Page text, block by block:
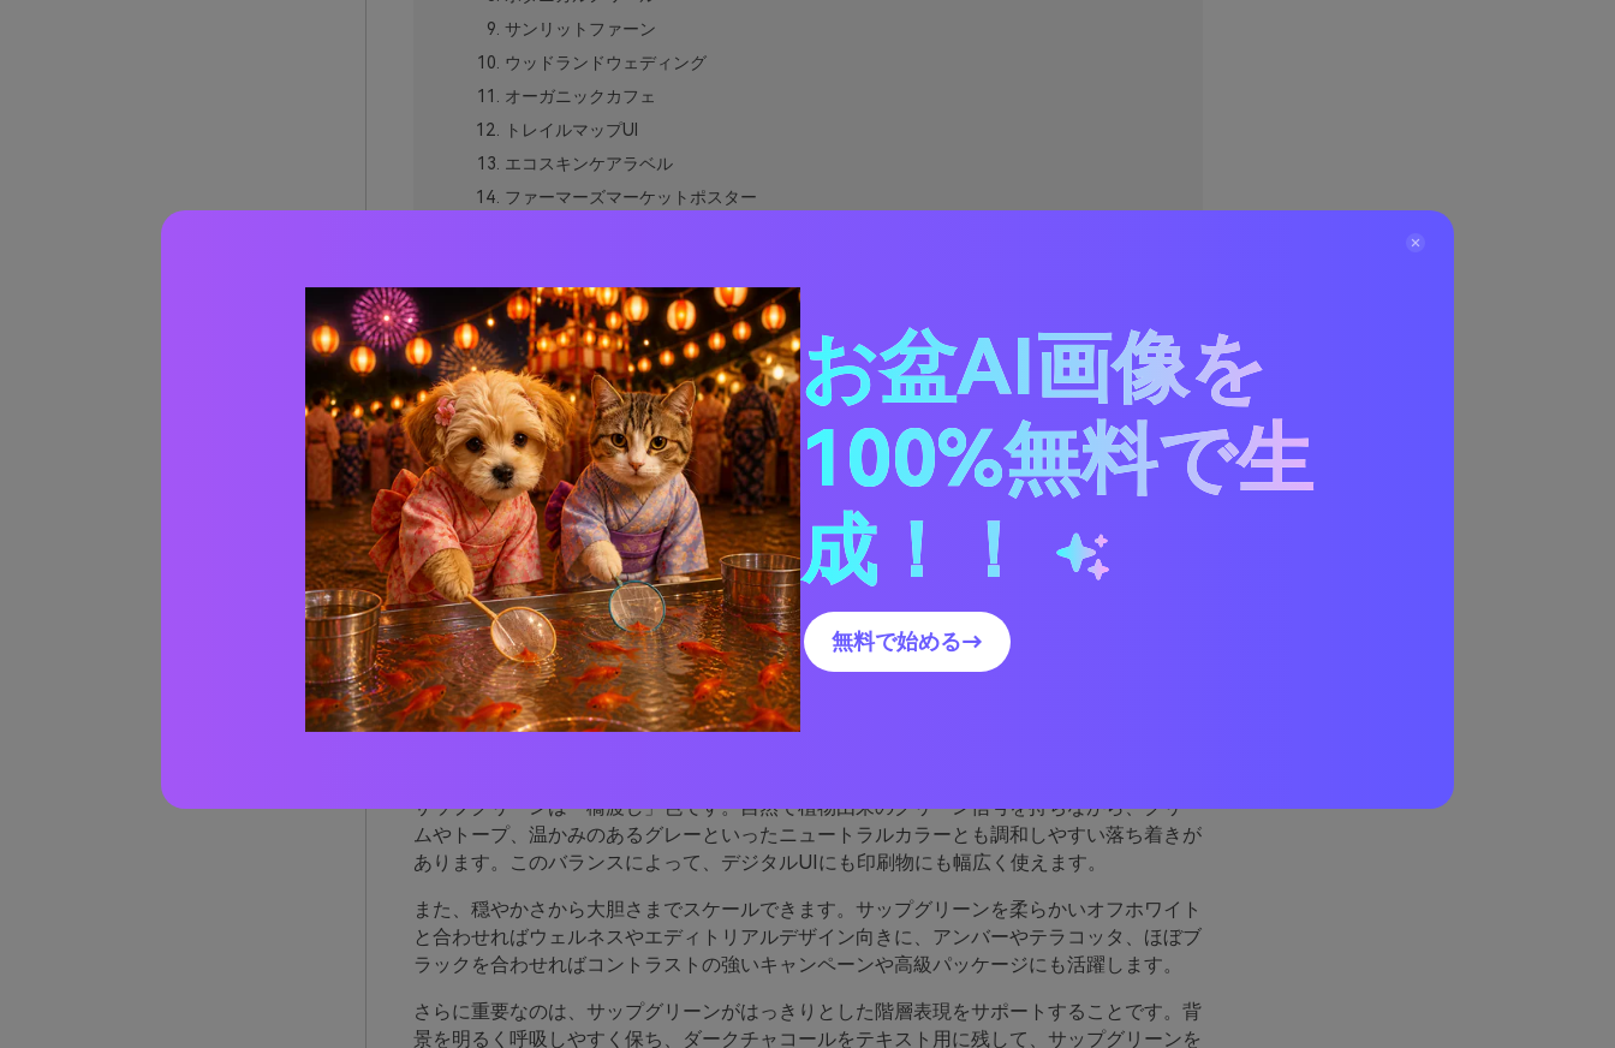
サンリットファーン
ウッドランドウェディング
オーガニックカフェ
トレイルマップUI
エコスキンケアラベル
ファーマーズマーケットポスター
ミニマルステーショナリー
ヨガスタジオカーム
ガーデンパーティーインビテーション
エディトリアルネイチャースプレッド
シードパケットチャーム
サップグリーンと相性の良い色は？
実際のデザインへのサップグリーンパレットの使い方
AIでサップグリーンパレットのビジュアルを作成する
サップグリーンパレットが優れている
理由
サップグリーンは「橋渡し」色です。自然で植物由来のグリーン信号を持ちながら、クリー
ムやトープ、温かみのあるグレーといったニュートラルカラーとも調和しやすい落ち着きが
あります。このバランスによって、デジタルUIにも印刷物にも幅広く使えます。
また、穏やかさから大胆さまでスケールできます。サップグリーンを柔らかいオフホワイト
と合わせればウェルネスやエディトリアルデザイン向きに、アンバーやテラコッタ、ほぼブ
ラックを合わせればコントラストの強いキャンペーンや高級パッケージにも活躍します。
さらに重要なのは、サップグリーンがはっきりとした階層表現をサポートすることです。背
景を明るく呼吸しやすく保ち、ダークチャコールをテキスト用に残して、サップグリーンを
お盆AI画像を
100%無料で生
成！！
無料で始める→